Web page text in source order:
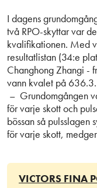
I dagens
två RPO-skyttar var
kvalifikationen. Med
resultatlistan (34:e
Changhong Zhangi -
vann kvalet på 636.3.
– Grundomgången
för varje skott och
bössan så pulsslagen
för varje skott,
VICTORS FINA